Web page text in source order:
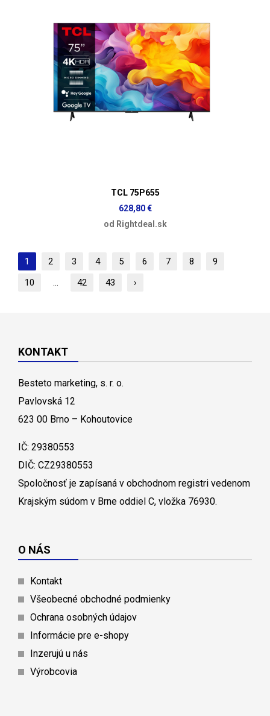
TCL 75P655
628,80 €
od Rightdeal.sk
1 2 3 4 5 6 7 8
9
10
... 42 43 ›
KONTAKT
Besteto marketing, s. r. o.
Pavlovská 12
623 00 Brno – Kohoutovice
IČ: 29380553
DIČ: CZ29380553
Spoločnosť je zapísaná v obchodnom registri vedenom
Krajským súdom v Brne oddiel C, vložka 76930.
O NÁS
Kontakt
Všeobecné obchodné podmienky
Ochrana osobných údajov
Informácie pre e-shopy
Inzerujú u nás
Výrobcovia